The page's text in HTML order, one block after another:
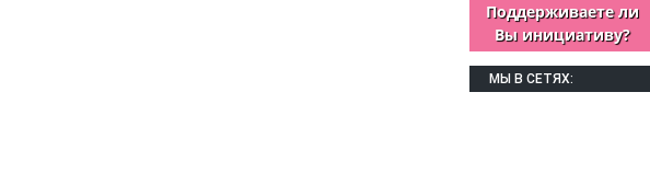
Поддерживаете ли
Вы инициативу?
МЫ В СЕТЯХ: